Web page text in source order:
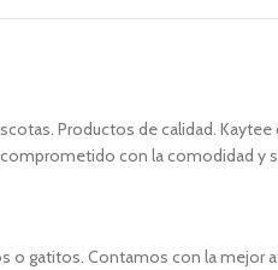
Productos de calidad.
con la comodidad
o gatitos. Contamos con la